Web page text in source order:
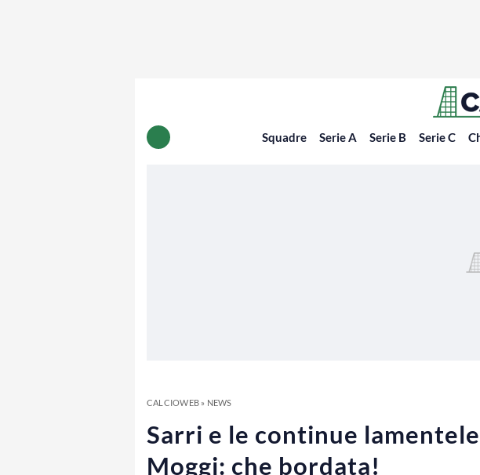
Squadre Serie A Serie B Serie C
CALCIOWEB» NEWS
Sarri e le continue
Moggi: che bordata!